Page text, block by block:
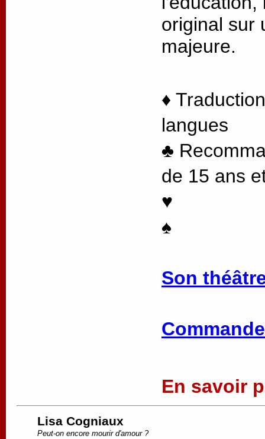
original sur
majeure.
♦
langues
♣
de 15 ans
♥
♠
Son
En savoir
Lisa Cogniaux
Peut-on encore mourir d'amour ?